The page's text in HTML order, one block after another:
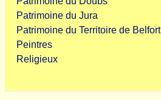
Patrimoine du Jura
Patrimoine du Territoire de Belfort
Peintres
Religieux